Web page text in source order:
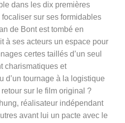
dans les dix premières
sur ses formidables
de Bont est tombé en
à ses acteurs un espace pour
certes taillés d’un seul
charismatiques et
d’un tournage à la logistique
sur le film original ?
réalisateur indépendant
avant lui un pacte avec le